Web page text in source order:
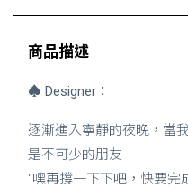
商品描述
♠ Designer：
逐漸進入寧靜的夜晚，當
是不可少的朋友
“嘿再撐一下下吧，快要完